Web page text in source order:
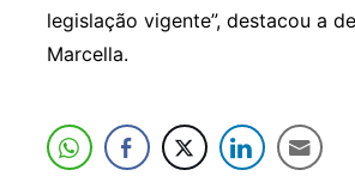
legislação vigente”, destacou a
Marcella.